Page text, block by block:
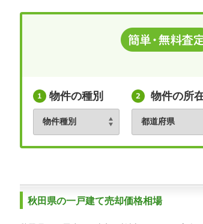
物件の種別 物件の所
秋田県の一戸建て売却価格相場